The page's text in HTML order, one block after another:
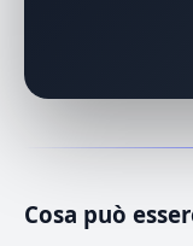
Cosa può